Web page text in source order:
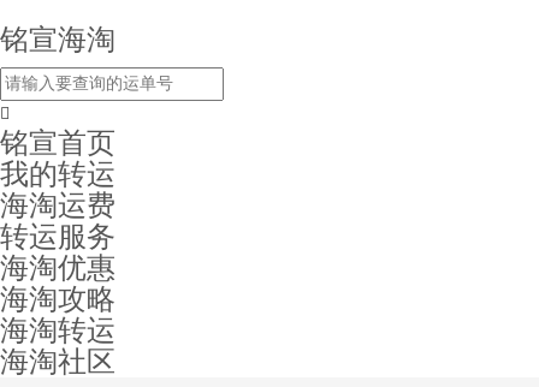
铭宣海淘
铭宣首页
我的转运
海淘运费
转运服务
海淘优惠
海淘攻略
海淘转运
海淘社区